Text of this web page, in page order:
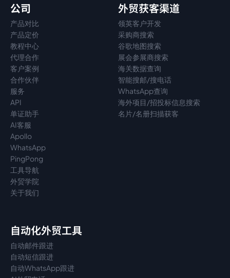
公司
产品对比
产品定价
教程中心
代理合作
客户案例
合作伙伴
服务
API
单证助手
AI客服
Apollo
WhatsApp
PingPong
工具导航
外贸学院
关于我们
外贸获客渠道
领英客户开发
采购商搜索
谷歌地图搜索
展会参展商搜索
海关数据查询
智能搜邮/搜电话
WhatsApp查询
海外项目/招投标信息搜索
名片/名册扫描获客
自动化外贸工具
自动邮件跟进
自动短信跟进
自动WhatsApp跟进